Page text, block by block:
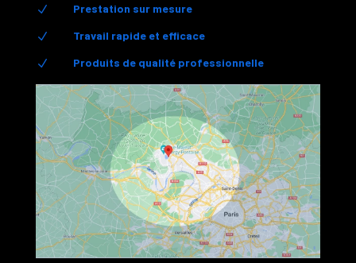
N Prestation sur mesure
N Travail rapide et efficace
N Produits de qualité professionnelle